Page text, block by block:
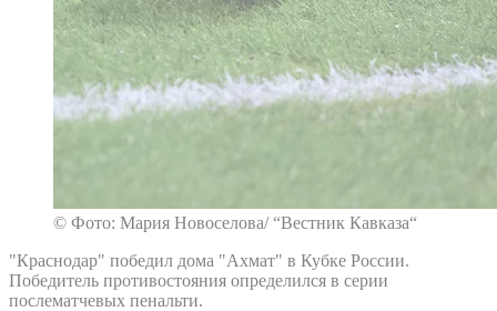
© Фото: Мария Новоселова/ “Вестник Кавказа“
"Краснодар" победил дома "Ахмат" в Кубке России.
Победитель противостояния определился в серии
послематчевых пенальти.